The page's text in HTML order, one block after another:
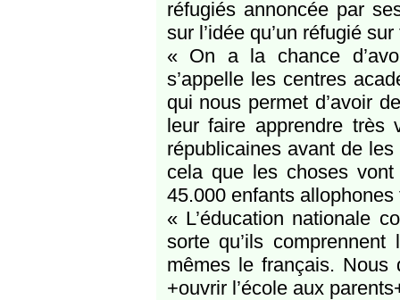
réfugiés annoncée par
sur l’idée qu’un réfugié
« On a la chance
s’appelle les centres
qui nous permet d’avoir
leur faire apprendre très
républicaines avant de
cela que les choses
45.000 enfants
« L’éducation nationale
sorte qu’ils
mêmes le français. Nous
+ouvrir l’école aux